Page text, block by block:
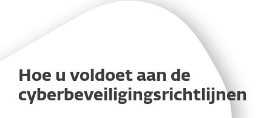
Hoe u voldoet aan de
cyberbeveiligingsrichtlijnen